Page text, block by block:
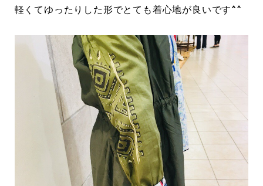
軽くてゆったりした形でとても着心地が良いです^^